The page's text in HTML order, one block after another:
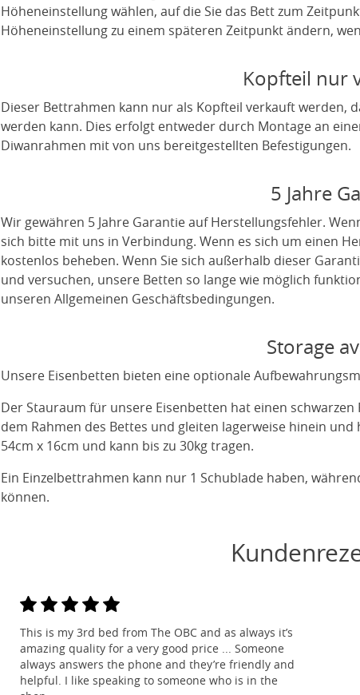
Höheneinstellung wählen, auf die Sie das Bett zum
Höheneinstellung zu einem späteren Zeitpunkt ändern,
Kopfteil nur
Dieser Bettrahmen kann nur als Kopfteil verkauft werden,
werden kann. Dies erfolgt entweder durch Montage an
Diwanrahmen mit von uns bereitgestellten Befestigungen.
5 Jahre
Wir gewähren 5 Jahre Garantie auf Herstellungsfehler.
sich bitte mit uns in Verbindung. Wenn es sich um einen
kostenlos beheben. Wenn Sie sich außerhalb dieser
und versuchen, unsere Betten so lange wie möglich
unseren Allgemeinen Geschäftsbedingungen.
Storage
Unsere Eisenbetten bieten eine optionale
Der Stauraum für unsere Eisenbetten hat einen
dem Rahmen des Bettes und gleiten lagerweise hinein
54cm x 16cm und kann bis zu 30kg tragen.
Ein Einzelbettrahmen kann nur 1 Schublade haben,
können.
This is my 3rd bed from The OBC and as always it’s
amazing quality for a very good price ... Someone
always answers the phone and they’re friendly and
helpful. I like speaking to someone who is in the